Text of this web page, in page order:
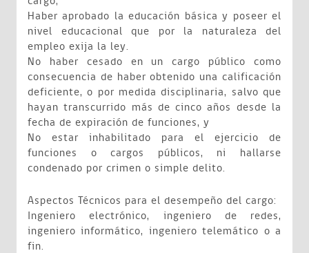
Haber aprobado la educación básica y poseer el
nivel educacional que por la naturaleza del
empleo exija la ley.
No haber cesado en un cargo público como
consecuencia de haber obtenido una calificación
deficiente, o por medida disciplinaria, salvo que
hayan transcurrido más de cinco años desde la
fecha de expiración de funciones, y
No estar inhabilitado para el ejercicio de
funciones o cargos públicos, ni hallarse
condenado por crimen o simple delito.
Aspectos Técnicos para el desempeño del cargo:
Ingeniero electrónico, ingeniero de redes,
ingeniero informático, ingeniero telemático o a
fin.